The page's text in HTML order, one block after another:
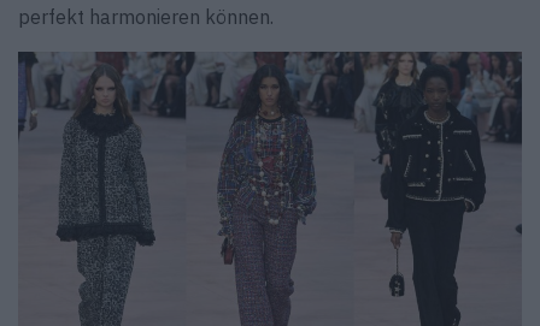
perfekt harmonieren können.